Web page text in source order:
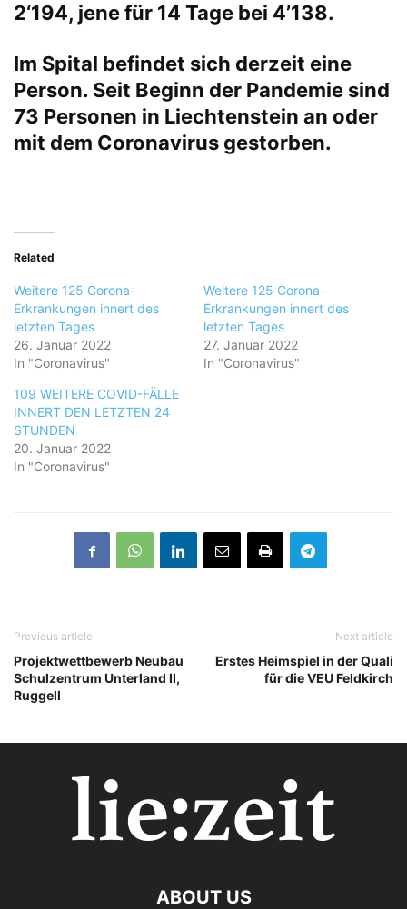
2‘194, jene für 14 Tage bei 4’138.
Im Spital befindet sich derzeit eine
Person. Seit Beginn der Pandemie sind
73 Personen in Liechtenstein an oder
mit dem Coronavirus gestorben.
Related
Weitere 125 Corona-
Erkrankungen innert des
letzten Tages
26. Januar 2022
In "Coronavirus"
Weitere 125 Corona-
Erkrankungen innert des
letzten Tages
27. Januar 2022
In "Coronavirus"
109 WEITERE COVID-FÄLLE
INNERT DEN LETZTEN 24
STUNDEN
20. Januar 2022
In "Coronavirus"
Previous article
Projektwettbewerb Neubau
Schulzentrum Unterland II,
Ruggell
Next article
Erstes Heimspiel in der Quali
für die VEU Feldkirch
ABOUT US